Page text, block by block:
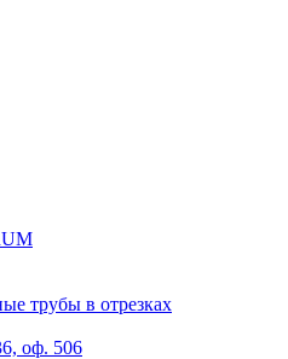
трубы в отрезках
оф. 506